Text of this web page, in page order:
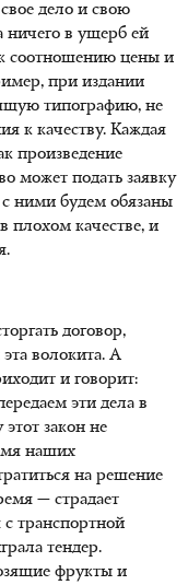
дело и свою
ничего в ущерб ей
к соотношению цены и
при издании
типографию, не
к качеству. Каждая
произведение
может подать заявку
ними будем обязаны
плохом качестве, и
договор,
волокита. А
и говорит:
эти дела в
закон не
наших
на решение
— страдает
с транспортной
тендер.
фрукты и